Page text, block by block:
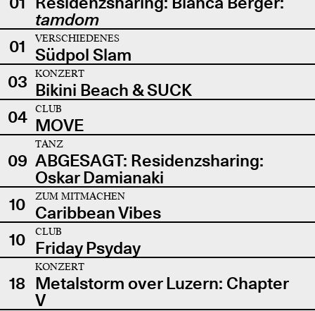
tamdom
01
VERSCHIEDENES
Südpol Slam
03
KONZERT
Bikini Beach & SUCK
04
CLUB
MOVE
09
TANZ
ABGESAGT: Residenzsharing:
Oskar Damianaki
10
ZUM MITMACHEN
Caribbean Vibes
10
CLUB
Friday Psyday
18
KONZERT
Metalstorm over Luzern: Chapter
V